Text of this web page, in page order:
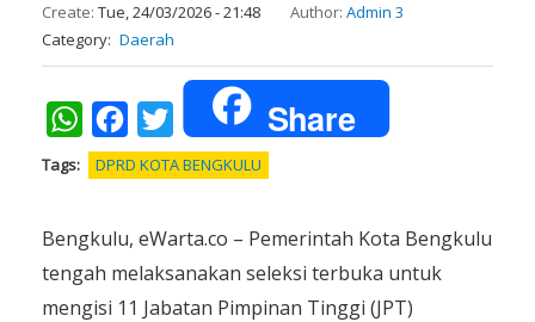
Create: Tue, 24/03/2026 - 21:48 Author: Admin 3
Category Daerah
WhatsAppFacebookTwitter Share
Tags DPRD KOTA BENGKULU
Bengkulu, eWarta.co – Pemerintah Kota Bengkulu
tengah melaksanakan seleksi terbuka untuk
mengisi 11 Jabatan Pimpinan Tinggi (JPT)